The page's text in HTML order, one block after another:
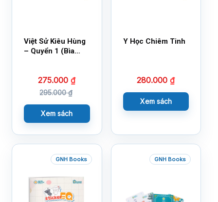
Việt Sử Kiêu Hùng
– Quyển 1 (Bìa
275.000₫
295.000₫
Xem sách
Y Học Chiêm Tinh
280.000₫
Xem sách
GNH Books GNH Books